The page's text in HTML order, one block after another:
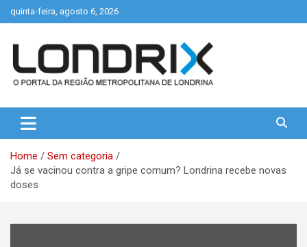
to
quinta-feira, agosto 6, 2026
Londrix
Home
Sem categoria
Já se vacinou contra a gripe comum? Londrina recebe novas
doses